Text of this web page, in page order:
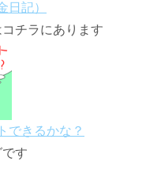
日記）
チラにあります
できるかな？
す